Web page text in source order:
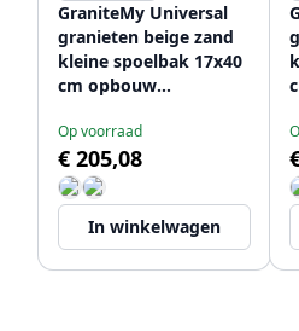
GraniteMy Universal
granieten beige zand
kleine spoelbak 17x40
cm opbouw
vlakinbouw met rvs
plug 1208968002
Op voorraad
€ 205,08
In winkelwagen